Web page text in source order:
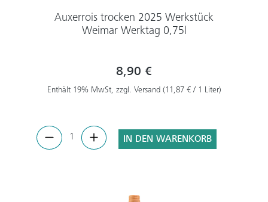
Auxerrois trocken 2025 Werkstück
Weimar Werktag 0,75l
8,90 €
Enthält 19% MwSt, zzgl. Versand (11,87 € / 1 Liter)
IN DEN WARENKORB